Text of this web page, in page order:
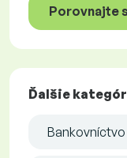
Porovnajte
Ďalšie
Bankovníctvo